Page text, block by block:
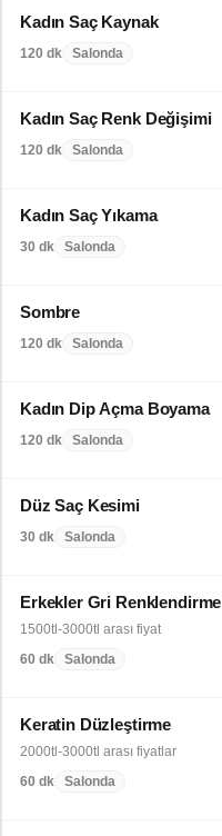
Kadın Saç Kaynak
120 dk Salonda
Kadın Saç Renk Değişimi
120 dk Salonda
Kadın Saç Yıkama
30 dk Salonda
Sombre
120 dk Salonda
Kadın Dip Açma Boyama
120 dk Salonda
Düz Saç Kesimi
30 dk Salonda
Erkekler Gri Renklendirme
1500tl-3000tl arası fiyat
60 dk
Salonda
Keratin Düzleştirme
2000tl-3000tl arası fiyatlar
60 dk
Salonda